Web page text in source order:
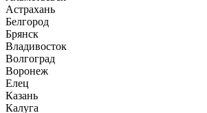
Астрахань
Белгород
Брянск
Владивосток
Волгоград
Воронеж
Елец
Казань
Калуга